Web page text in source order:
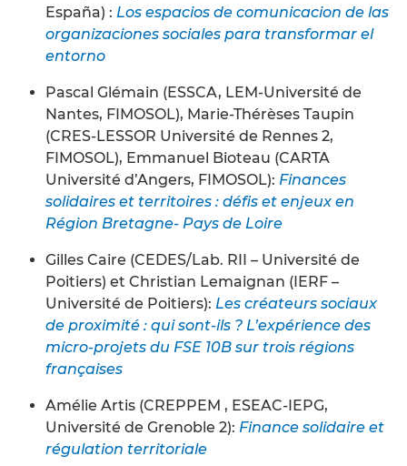
España) : Los espacios de comunicacion de las
organizaciones sociales para transformar el
entorno
Pascal Glémain (ESSCA, LEM-Université de
Nantes, FIMOSOL), Marie-Thérèses Taupin
(CRES-LESSOR Université de Rennes 2,
FIMOSOL), Emmanuel Bioteau (CARTA
Université d’Angers, FIMOSOL): Finances
solidaires et territoires : défis et enjeux en
Région Bretagne- Pays de Loire
Gilles Caire (CEDES/Lab. RII – Université de
Poitiers) et Christian Lemaignan (IERF –
Université de Poitiers): Les créateurs sociaux
de proximité : qui sont-ils ? L’expérience des
micro-projets du FSE 10B sur trois régions
françaises
Amélie Artis (CREPPEM , ESEAC-IEPG,
Université de Grenoble 2): Finance solidaire et
régulation territoriale